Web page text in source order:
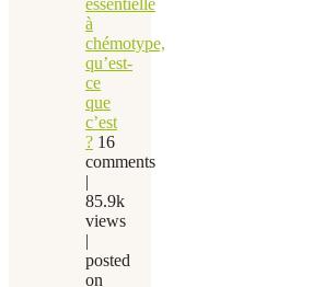
à
chémotype,
qu’est-
ce
que
c’est
? 16
comments
|
85.9k
views
|
posted
on